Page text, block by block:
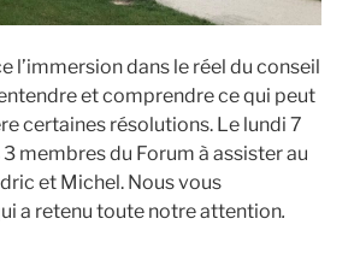
l’immersion dans le réel du conseil
et comprendre ce qui peut
certaines résolutions. Le lundi 7
membres du Forum à assister au
et Michel. Nous vous
a retenu toute notre attention.